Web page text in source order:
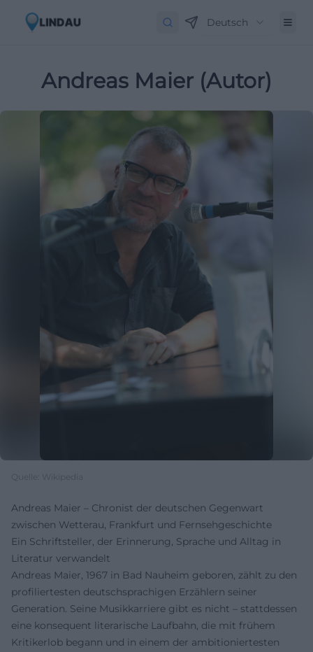
Deutsch
Andreas Maier (Autor)
Quelle: Wikipedia
Andreas Maier – Chronist der deutschen Gegenwart
zwischen Wetterau, Frankfurt und Fernsehgeschichte
Ein Schriftsteller, der Erinnerung, Sprache und Alltag in
Literatur verwandelt
Andreas Maier, 1967 in Bad Nauheim geboren, zählt zu den
profiliertesten deutschsprachigen Erzählern seiner
Generation. Seine Musikkarriere gibt es nicht – stattdessen
eine konsequent literarische Laufbahn, die mit frühem
Kritikerlob begann und in einem der ambitioniertesten